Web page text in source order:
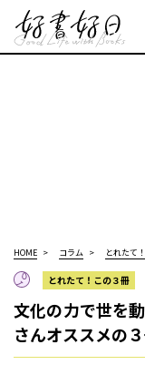
HOME コラム とれたて
とれたて！この３冊
文化の力で世を
さんオススメの